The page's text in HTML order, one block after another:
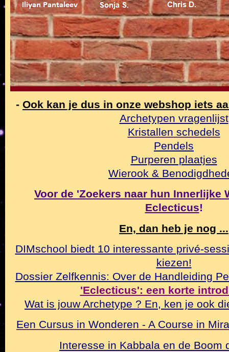
- Ook kan je dus in onze webshop iets
Archetypen vragenlijst
Kristallen schedels
Pendels
Purperen plaatjes
Wierook &
Voor de 'Zoekers naar hun Innerlijke
Eclecticus!
En, dan heb je nog ...
DIMschool biedt 10 interessante privé-
kiezen!
Dossier Zelfkennis: Over de Handleiding
'Eclecticus': een korte
Wat is jouw Archetype ? En, ken je ook
Een Cursus in Wonderen - A Course in
Interesse in Kabbala en de Boom